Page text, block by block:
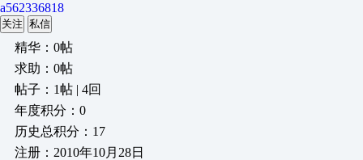
a562336818
关注 私信
精华：0帖
求助：0帖
帖子：1帖 | 4回
年度积分：0
历史总积分：17
注册：2010年10月28日